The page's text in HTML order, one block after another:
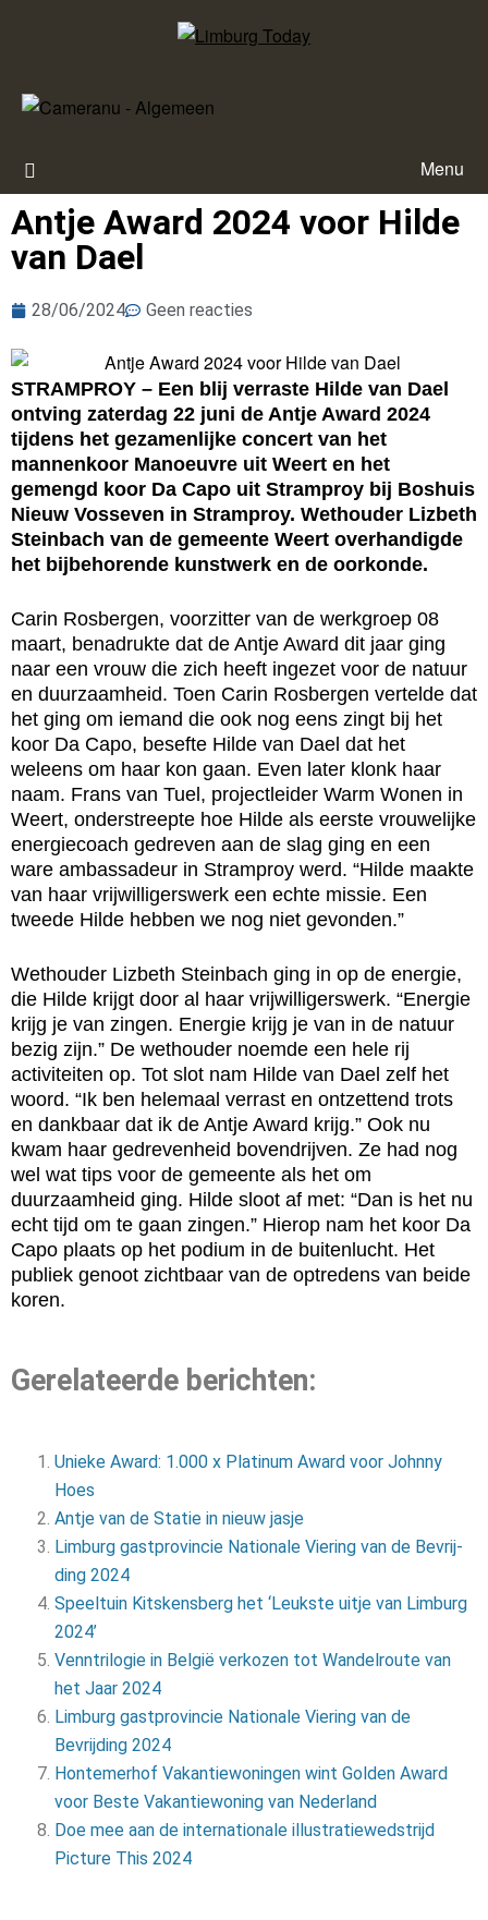
Menu
Antje Award 2024 voor Hilde
van Dael
28/06/2024 Geen reacties
STRAMPROY – Een blij verraste Hilde van Dael
ontving zaterdag 22 juni de Antje Award 2024
tijdens het gezamenlijke concert van het
mannenkoor Manoeuvre uit Weert en het
gemengd koor Da Capo uit Stramproy bij Boshuis
Nieuw Vosseven in Stramproy. Wethouder Lizbeth
Steinbach van de gemeente Weert overhandigde
het bijbehorende kunstwerk en de oorkonde.
Carin Rosbergen, voorzitter van de werkgroep 08
maart, benadrukte dat de Antje Award dit jaar ging
naar een vrouw die zich heeft ingezet voor de natuur
en duurzaamheid. Toen Carin Rosbergen vertelde dat
het ging om iemand die ook nog eens zingt bij het
koor Da Capo, besefte Hilde van Dael dat het
weleens om haar kon gaan. Even later klonk haar
naam. Frans van Tuel, projectleider Warm Wonen in
Weert, onderstreepte hoe Hilde als eerste vrouwelijke
energiecoach gedreven aan de slag ging en een
ware ambassadeur in Stramproy werd. “Hilde maakte
van haar vrijwilligerswerk een echte missie. Een
tweede Hilde hebben we nog niet gevonden.”
Wethouder Lizbeth Steinbach ging in op de energie,
die Hilde krijgt door al haar vrijwilligerswerk. “Energie
krijg je van zingen. Energie krijg je van in de natuur
bezig zijn.” De wethouder noemde een hele rij
activiteiten op. Tot slot nam Hilde van Dael zelf het
woord. “Ik ben helemaal verrast en ontzettend trots
en dankbaar dat ik de Antje Award krijg.” Ook nu
kwam haar gedrevenheid bovendrijven. Ze had nog
wel wat tips voor de gemeente als het om
duurzaamheid ging. Hilde sloot af met: “Dan is het nu
echt tijd om te gaan zingen.” Hierop nam het koor Da
Capo plaats op het podium in de buitenlucht. Het
publiek genoot zichtbaar van de optredens van beide
koren.
Gerelateerde berichten:
Unieke Award: 1.000 x Platinum Award voor Johnny
Hoes
Antje van de Statie in nieuw jasje
Lim­burg gast­pro­vin­cie Na­ti­o­na­le Vie­ring van de Be­vrij­
ding 2024
Speeltuin Kitskensberg het ‘Leukste uitje van Limburg
2024’
Venntrilogie in België verkozen tot Wandelroute van
het Jaar 2024
Limburg gastprovincie Nationale Viering van de
Bevrijding 2024
Hontemerhof Vakantiewoningen wint Golden Award
voor Beste Vakantiewoning van Nederland
Doe mee aan de internationale illustratiewedstrijd
Picture This 2024